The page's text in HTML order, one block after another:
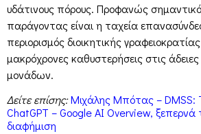
υδάτινους πόρους. Προφανώς
παράγοντας είναι η ταχεία
περιορισμός διοικητικής
μακρόχρονες καθυστερήσεις στις
μονάδων.
Δείτε επίσης:Μιχάλης Μπότας – DMSS:
ChatGPT – Google AI Overview,
διαφήμιση